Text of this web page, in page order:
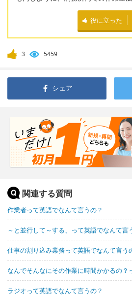
役に立った
3 5459
シェア
関連する質問
作業者って英語でなんて言うの？
～と並行して～する、って英語でなんて言
仕事の割り込み業務って英語でなんて言う
なんでそんなにその作業に時間かかるの？
ラジオって英語でなんて言うの？